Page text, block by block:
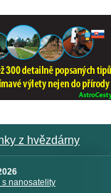
z hvězdárny
s nanosatelity